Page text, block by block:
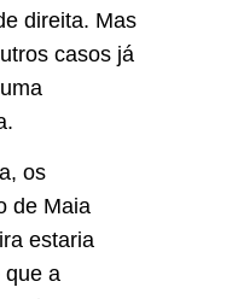
direita. Mas
casos já
os
de Maia
estaria
que a